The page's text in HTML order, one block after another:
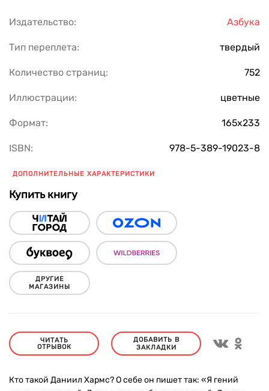
Издательство: Азбука
Тип переплета: твердый
Количество страниц: 752
Иллюстрации: цветные
Формат: 165х233
ISBN: 978-5-389-19023-8
ДОПОЛНИТЕЛЬНЫЕ ХАРАКТЕРИСТИКИ
Купить книгу
ДРУГИЕ
МАГАЗИНЫ
ЧИТАТЬ
ОТРЫВОК
ДОБАВИТЬ В
ЗАКЛАДКИ
Кто такой Даниил Хармс? О себе он пишет так: «Я гений